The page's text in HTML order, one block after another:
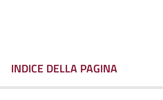
INDICE DELLA PAGINA